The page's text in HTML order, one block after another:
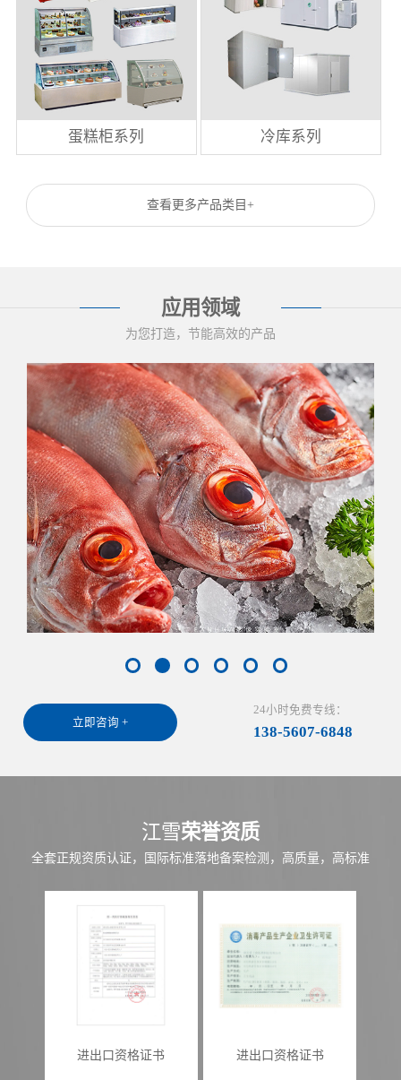
蛋糕柜系列 冷库系列
查看更多产品类目+
应用领域
为您打造，节能高效的产品
立即咨询 +
24小时免费专线：
138-5607-6848
江雪荣誉资质
全套正规资质认证，国际标准落地备案检测，高质量，高标准
进出口资格证书 进出口资格证书